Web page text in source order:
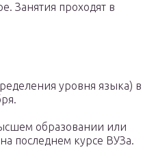
Занятия проходят в
уровня языка) в
образовании или
последнем курсе ВУЗа.